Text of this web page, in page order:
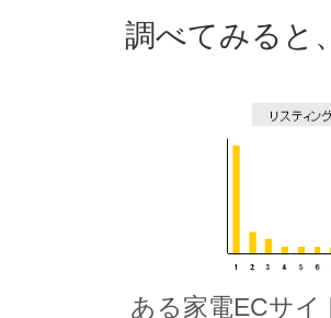
調べてみると
ある家電ECサ